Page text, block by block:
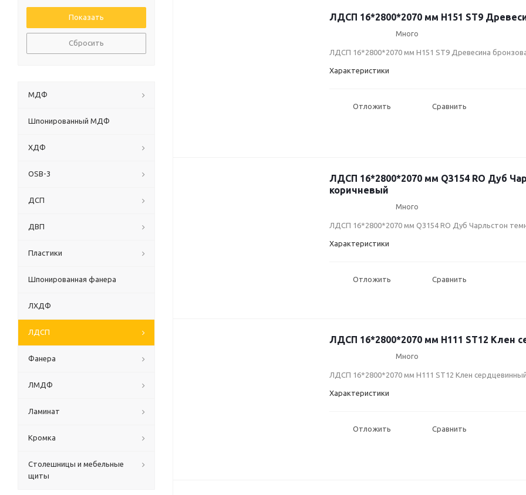
ЛДСП 16*2800*2070 мм H151 ST9
Много
ЛДСП 16*2800*2070 мм H151 ST9 Древесина
Характеристики
Отложить Сравнить
ЛДСП 16*2800*2070 мм Q3154 RO Дуб
коричневый
Много
ЛДСП 16*2800*2070 мм Q3154 RO Дуб Чарльстон
Характеристики
Отложить Сравнить
ЛДСП 16*2800*2070 мм H111 ST12 Клен
Много
ЛДСП 16*2800*2070 мм H111 ST12 Клен
Характеристики
Отложить Сравнить
Сбросить
МДФ
Шпонированный МДФ
ХДФ
OSB-3
ДСП
ДВП
Пластики
Шпонированная фанера
ЛХДФ
ЛДСП
Фанера
ЛМДФ
Ламинат
Кромка
Столешницы и мебельные
щиты